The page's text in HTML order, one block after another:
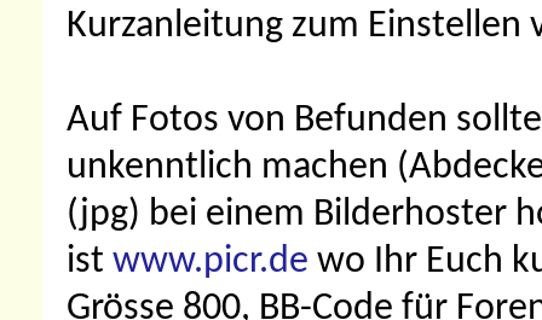
Kurzanleitung zum
Auf Fotos von Befunden
unkenntlich machen
(jpg) bei einem Bilderhoster
ist www.picr.de wo Ihr Euch
Grösse 800, BB-Code für